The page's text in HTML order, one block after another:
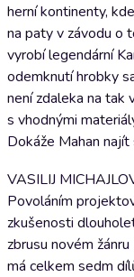
herní kontinenty,
na paty v závodu o
vyrobí legendární
odemknutí hrobky
není zdaleka na tak
s vhodnými
Dokáže Mahan
VASILIJ
Povoláním
zkušenosti
zbrusu novém
má celkem sedm